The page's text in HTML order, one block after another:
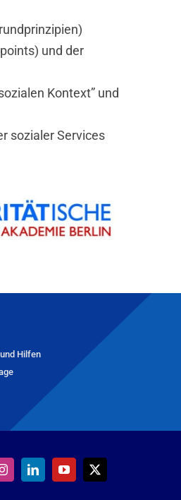
und der
Kontext” und
sozialer Services
Hilfen
InstagramLinkedInYouTube
X